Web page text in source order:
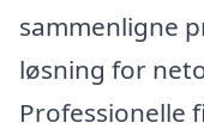
sammenligne
løsning for
Professionelle